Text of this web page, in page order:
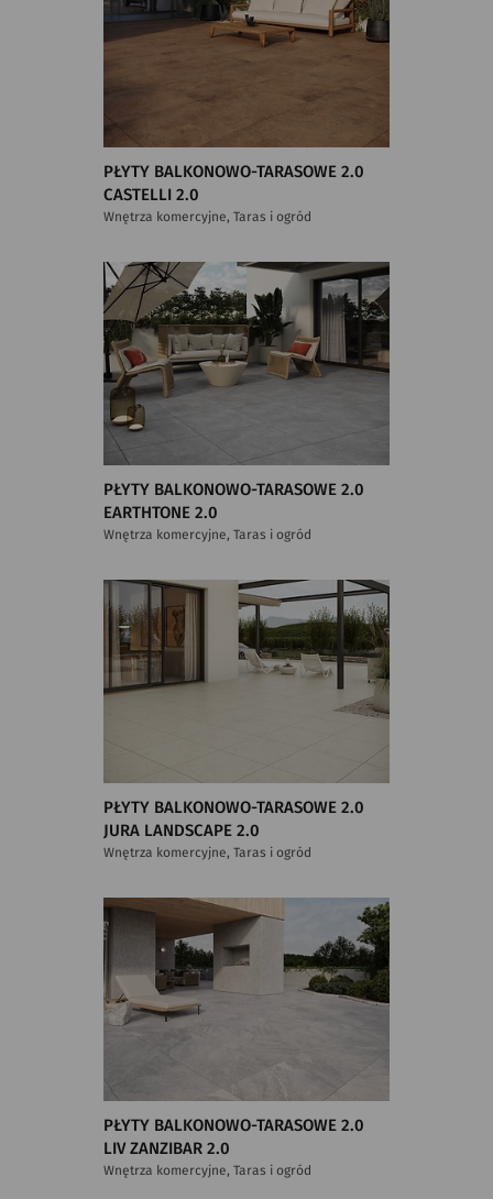
PŁYTY BALKONOWO-TARASOWE 2.0
CASTELLI 2.0
Wnętrza komercyjne, Taras i ogród
PŁYTY BALKONOWO-TARASOWE 2.0
EARTHTONE 2.0
Wnętrza komercyjne, Taras i ogród
PŁYTY BALKONOWO-TARASOWE 2.0
JURA LANDSCAPE 2.0
Wnętrza komercyjne, Taras i ogród
PŁYTY BALKONOWO-TARASOWE 2.0
LIV ZANZIBAR 2.0
Wnętrza komercyjne, Taras i ogród